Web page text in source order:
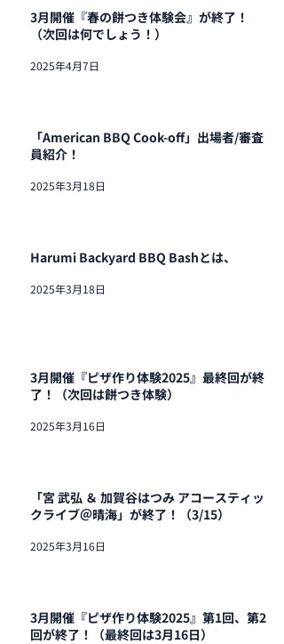
3月開催『春の餅つき体験会』が終了！
（次回は何でしょう！）
2025年4月7日
「American BBQ Cook-off」出場者/審査
員紹介！
2025年3月18日
Harumi Backyard BBQ Bashとは、
2025年3月18日
3月開催『ピザ作り体験2025』最終回が終
了！（次回は餅つき体験）
2025年3月16日
「宮 武弘 ＆ 加賀谷はつみ アコースティッ
クライブ＠晴海」が終了！（3/15）
2025年3月16日
3月開催『ピザ作り体験2025』第1回、第2
回が終了！（最終回は3月16日）